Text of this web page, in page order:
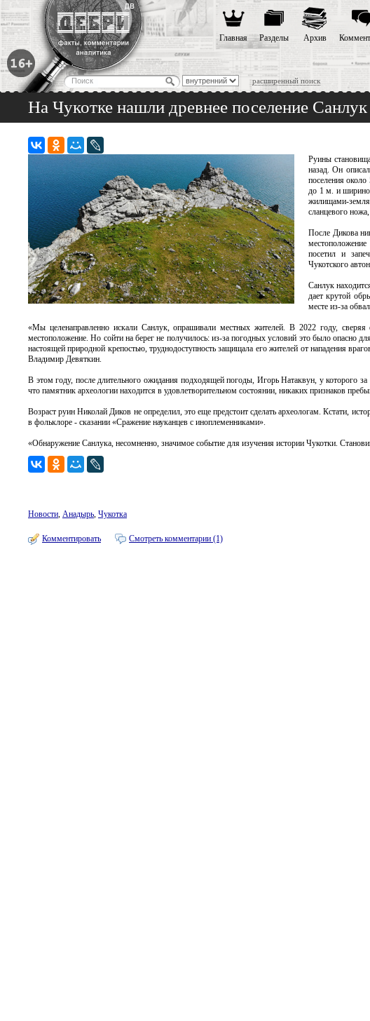
расширенный поиск
Главная Разделы Архив
На Чукотке нашли древнее поселение Санлук
Руины
назад. Он
поселения
до 1 м. и
жилищами-
сланцевого
После Дикова
посетил и
Чукотского
Санлук
дает крутой
месте из-за
«Мы целенаправленно искали Санлук, опрашивали местных жителей. В 2022 году,
местоположение. Но сойти на берег не получилось: из-за погодных условий это было опасно
настоящей природной крепостью, труднодоступность защищала его жителей от нападения
Владимир Девяткин.
В этом году, после длительного ожидания подходящей погоды, Игорь Натаквун, у которого
что памятник археологии находится в удовлетворительном состоянии, никаких признаков
Возраст руин Николай Диков не определил, это еще предстоит сделать археологам. Кстати,
в фольклоре - сказании «Сражение науканцев с иноплеменниками».
«Обнаружение Санлука, несомненно, значимое событие для изучения истории Чукотки.
Новости, Анадырь, Чукотка
Комментировать Смотреть комментарии (1)